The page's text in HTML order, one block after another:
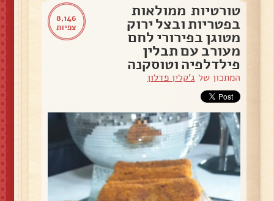
8,146
צפיות
טורטיות ממולאות
בפטריות ובצל ירוק
מטוגן בפירורי לחם
מעורב עם תבלין
פילדלפיה וטוסקנה
המתכון של ג'קלין פדלון